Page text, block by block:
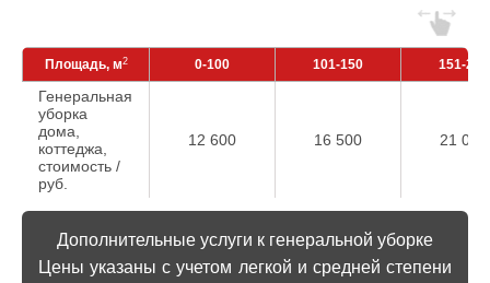
Площадь, м2 0-100 101-150 151-200
Генеральная
уборка
дома,
коттеджа,
стоимость /
руб.
12 600 16 500 21 000
Дополнительные услуги к генеральной уборке
Цены указаны с учетом легкой и средней степени